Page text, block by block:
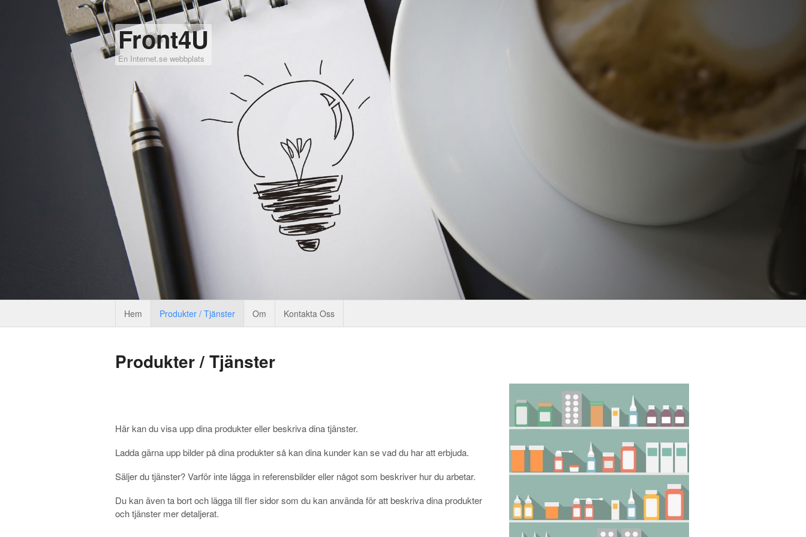
Front4U
En Internet.se webbplats
Hem Produkter / Tjänster Om Kontakta Oss
Produkter / Tjänster
Här kan du visa upp dina produkter eller beskriva dina tjänster.
Ladda gärna upp bilder på dina produkter så kan dina kunder kan se vad du har att erbjuda.
Säljer du tjänster? Varför inte lägga in referensbilder eller något som beskriver hur du arbetar.
Du kan även ta bort och lägga till fler sidor som du kan använda för att beskriva dina produkter
och tjänster mer detaljerat.